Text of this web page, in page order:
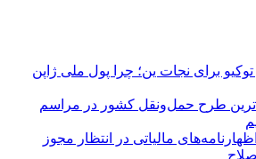
توکیو برای نجات ین؛ چرا پول ملی ژاپن
طرح حمل‌ونقل کشور در مراسم
مالیاتی در انتظار مجوز